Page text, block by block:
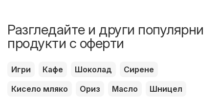
Разгледайте и други популярни
продукти с оферти
Игри Кафе Шоколад
Сирене
Кисело мляко
Ориз Масло
Шницел